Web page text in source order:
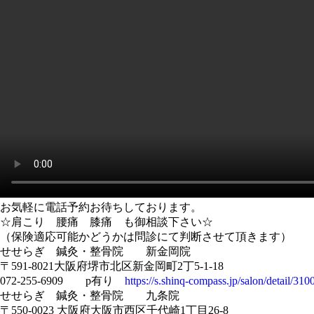
お気軽に電話予約お待ちしております。
☆肩こり 腰痛 膝痛 も御相談下さい☆
（保険適応可能かどうかは問診にて判断させて頂きます）
せせらぎ 鍼灸・整骨院 新金岡院
〒591-8021大阪府堺市北区新金岡町2丁5-1-18
072-255-6909 p有り https://s.shinq-compass.jp/salon/detail/
せせらぎ 鍼灸・整骨院 九条院
〒550-0023 大阪府大阪市西区千代崎1丁目26-8